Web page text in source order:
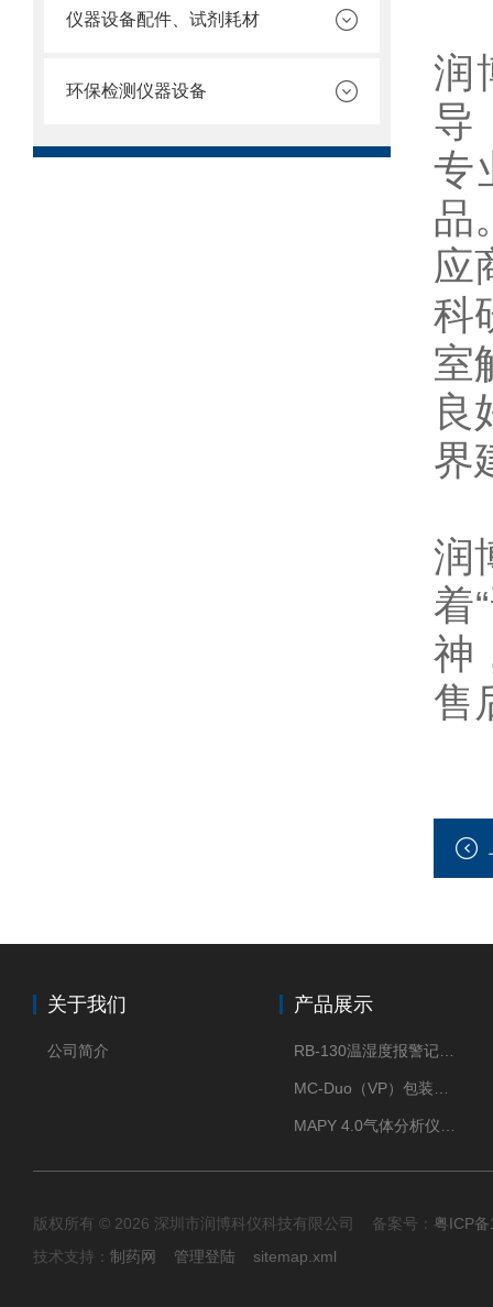
仪器设备配件、试剂耗材
环保检测仪器设备
润
导
专
品
应
科
室
良
界
润
着
神
售
关于我们
公司简介
产品展示
版权所有 © 2026 深圳市润博科仪科技有限公司 备案号： 粤ICP
技术支持： 制药网 管理登陆 sitemap.xml